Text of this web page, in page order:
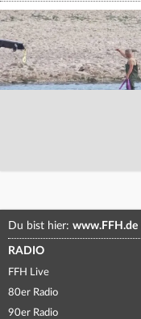
Du bist hier: www.FFH.de
RADIO
FFH Live
80er Radio
90er Radio